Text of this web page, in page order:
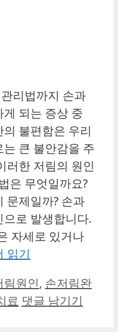
리법까지 손과
되는 증상 중
불편함은 우리
큰 불안감을 주
러한 저림의 원인
은 무엇일까요?
문제일까? 손과
로 발생합니다.
자세로 있거나
읽기
림원인, 손저림완
료 댓글 남기기